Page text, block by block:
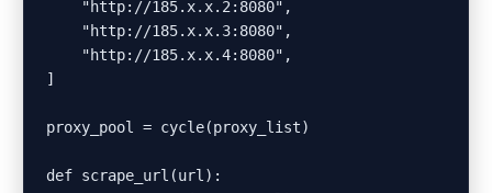
]
proxy_pool = cycle(proxy_list)
def scrape_url(url):